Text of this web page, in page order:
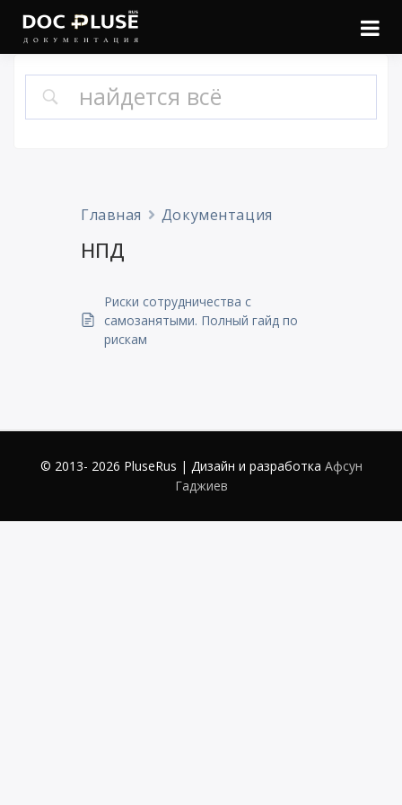
Doc Pluse
Главная Документация
НПД
Риски сотрудничества с
самозанятыми. Полный гайд по
рискам
© 2013- 2026 PluseRus | Дизайн и разработка Афсун
Гаджиев